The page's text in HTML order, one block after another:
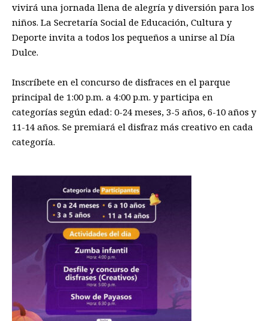
vivirá una jornada llena de alegría y diversión para los
niños. La Secretaría Social de Educación, Cultura y
Deporte invita a todos los pequeños a unirse al Día
Dulce.
Inscríbete en el concurso de disfraces en el parque
principal de 1:00 p.m. a 4:00 p.m. y participa en
categorías según edad: 0-24 meses, 3-5 años, 6-10 años y
11-14 años. Se premiará el disfraz más creativo en cada
categoría.